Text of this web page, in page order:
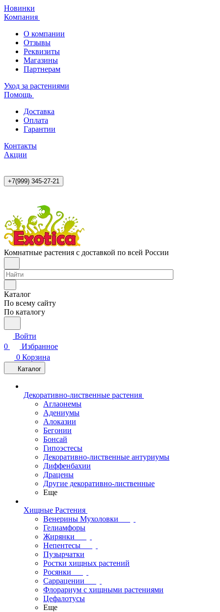
Новинки
Компания
О компании
Отзывы
Реквизиты
Магазины
Партнерам
Уход за растениями
Помощь
Доставка
Оплата
Гарантии
Контакты
Акции
+7(999) 345-27-21
Комнатные растения с доставкой по всей России
Каталог
По всему сайту
По каталогу
Войти
0
Избранное
0 Корзина
Каталог
Декоративно-лиственные растения
Аглаонемы
Адениумы
Алоказии
Бегонии
Бонсай
Гипоэстесы
Декоративно-лиственные антуриумы
Диффенбахии
Драцены
Другие декоративно-лиственные
Еще
Хищные Растения
Венерины Мухоловки
Гелиамфоры
Жирянки
Непентесы
Пузырчатки
Ростки хищных растений
Росянки
Саррацении
Флорариум с хищными растениями
Цефалотусы
Еще